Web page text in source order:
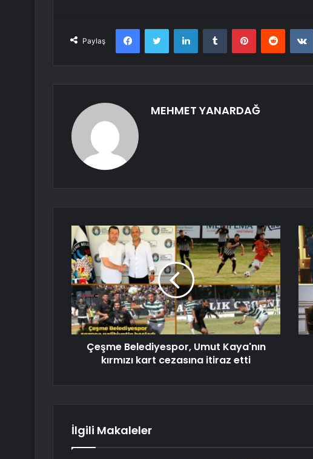
Paylaş
FacebookTwitter LinkedInTumblr PinterestReddit
MEHMET YANARDAĞ
Çeşme Belediyespor, Umut Kaya'nın
kırmızı kart cezasına itiraz etti
İlgili Makaleler